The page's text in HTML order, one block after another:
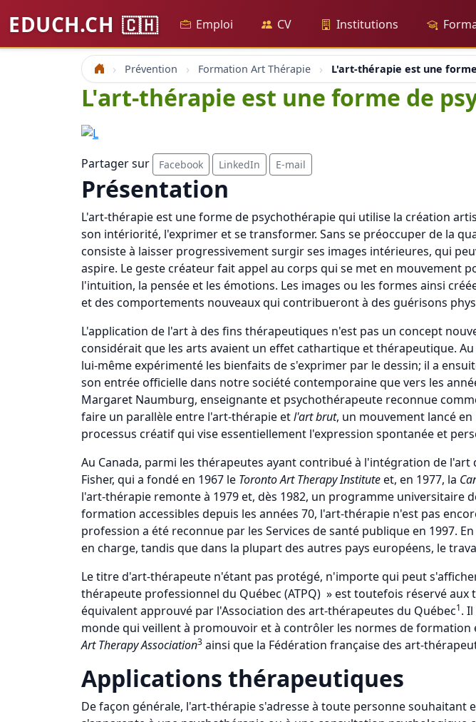
EDUCH.CH 🇨🇭 Emploi CV Institutions
Accueil Prévention Formation Art Thérapie L'art-thérapie est une
L'art-thérapie est une forme de
Partager sur Facebook LinkedIn E-mail
Présentation
L'art-thérapie est une forme de psychothérapie qui utilise la création
son intériorité, l'exprimer et se transformer. Sans se préoccuper de la
consiste à laisser progressivement surgir ses images intérieures, qui
aspire. Le geste créateur fait appel au corps qui se met en mouvement
l'intuition, la pensée et les émotions. Les images ou les formes ainsi
et des comportements nouveaux qui contribueront à des guérisons
L'application de l'art à des fins thérapeutiques n'est pas un concept
considérait que les arts avaient un effet cathartique et thérapeutique. Au
lui-même expérimenté les bienfaits de s'exprimer par le dessin; il a
son entrée officielle dans notre société contemporaine que vers les
Margaret Naumburg, enseignante et psychothérapeute reconnue
faire un parallèle entre l'art-thérapie etl'art brut, un mouvement lancé
processus créatif qui vise essentiellement l'expression spontanée et
Au Canada, parmi les thérapeutes ayant contribué à l'intégration de
Fisher, qui a fondé en 1967 le Toronto Art Therapy Instituteet, en 1977, la
l'art-thérapie remonte à 1979 et, dès 1982, un programme universitaire
formation accessibles depuis les années 70, l'art-thérapie n'est pas
profession a été reconnue par les Services de santé publique en 1997.
en charge, tandis que dans la plupart des autres pays européens, le
Le titre d'art-thérapeute n'étant pas protégé, n'importe qui peut
thérapeute professionnel du Québec (ATPQ) » est toutefois réservé
équivalent approuvé par l'Association des art-thérapeutes du Québec1.
monde qui veillent à promouvoir et à contrôler les normes de formation
Art Therapy Association3 ainsi que la Fédération française des art-
Applications thérapeutiques
De façon générale, l'art-thérapie s'adresse à toute personne